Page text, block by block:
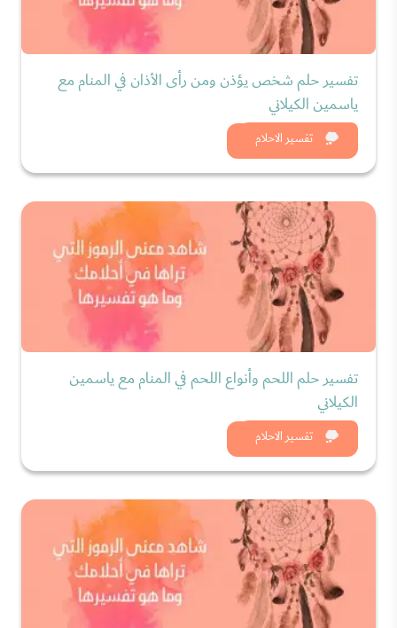
تفسير الاحلام
تفسير حلم شخص يؤذن ومن رأى الأذان في المنام مع
ياسمين الكيلاني
شاهد الان
تفسير الاحلام
تفسير حلم اللحم وأنواع اللحم في المنام مع ياسمين
الكيلاني
شاهد الان